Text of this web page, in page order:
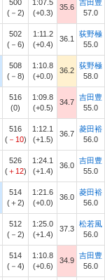
500
(－2)
1:07.5
(+0.3)
35.6
吉田豊
57.0
502
(－6)
1:11.2
(+0.4)
36.1
荻野極
55.0
508
(－8)
1:10.8
(+0.0)
36.2
荻野極
58.0
516
(0)
1:09.8
(+0.5)
34.7
吉田豊
55.0
516
(－10)
1:12.1
(+1.5)
36.7
菱田裕
56.0
526
(＋12)
1:24.1
(+1.4)
36.0
吉田豊
55.0
514
(＋2)
1:21.6
(+0.0)
36.0
菱田裕
56.0
512
(－2)
1:25.0
(+1.4)
37.3
松若風
56.0
514
(－4)
1:10.8
(+0.6)
34.9
吉田豊
56.0